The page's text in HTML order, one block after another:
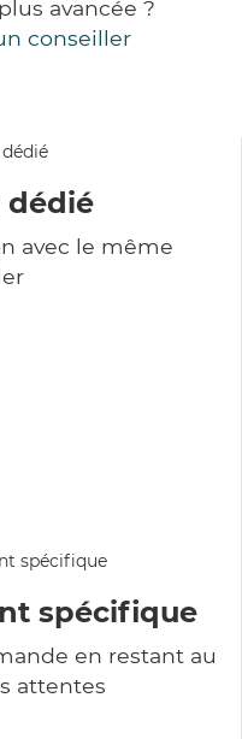
avancée ?
conseiller
dédié
avec le même
spécifique
en restant au
attentes